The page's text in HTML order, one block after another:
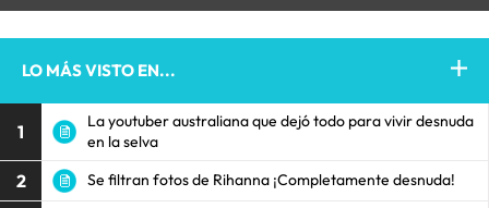
LO MÁS VISTO EN...
1
La youtuber australiana que dejó todo para vivir desnuda
en la selva
2 Se filtran fotos de Rihanna ¡Completamente desnuda!